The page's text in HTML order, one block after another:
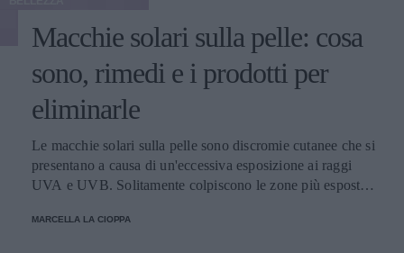
Macchie solari sulla pelle: cosa
sono, rimedi e i prodotti per
eliminarle
Le macchie solari sulla pelle sono discromie cutanee che si
presentano a causa di un'eccessiva esposizione ai raggi
UVA e UVB. Solitamente colpiscono le zone più esposte,
attenuarle e i prodotti migliori per schiarirle.
MARCELLA LA CIOPPA